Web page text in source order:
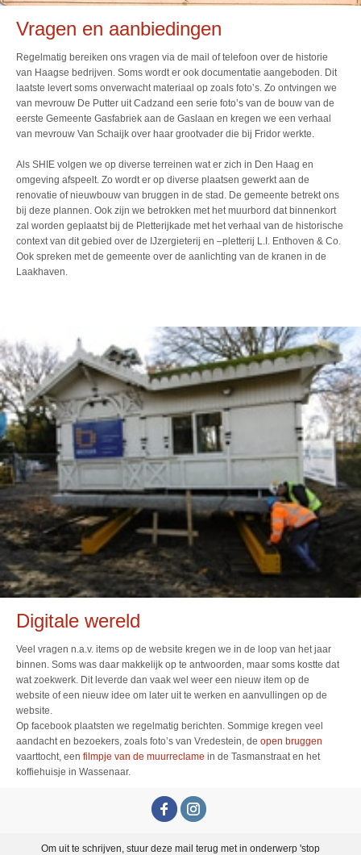
Vragen en aanbiedingen
Regelmatig bereiken ons vragen via de mail of telefoon over de historie
van Haagse bedrijven. Soms wordt er ook documentatie aangeboden. Dit
laatste levert soms onverwacht materiaal op zoals foto’s. Zo ontvingen we
van mevrouw De Putter uit Cadzand een serie foto’s van de bouw van de
eerste Gemeente Gasfabriek aan de Gaslaan en kregen we een verhaal
van mevrouw Van Schaijk over haar grootvader die bij Fridor werkte.
Als SHIE volgen we op diverse terreinen wat er zich in Den Haag en
omgeving afspeelt. Zo wordt er op diverse plaatsen gewerkt aan de
renovatie of nieuwbouw van bruggen in de stad. De gemeente betrekt ons
bij deze plannen. Ook zijn we betrokken met het muurbord dat binnenkort
zal worden geplaatst bij de Pletterijkade met het verhaal van de historische
context van dit gebied over de IJzergieterij en –pletterij L.I. Enthoven & Co.
Ook spreken met de gemeente over de aanlichting van de kranen in de
Laakhaven.
Digitale wereld
Veel vragen n.a.v. items op de website kregen we in de loop van het jaar
binnen. Soms was daar makkelijk op te antwoorden, maar soms kostte dat
wat zoekwerk. Dit leverde dan vaak wel weer een nieuw item op de
website of een nieuw idee om later uit te werken en aanvullingen op de
website.
Op facebook plaatsten we regelmatig berichten. Sommige kregen veel
aandacht en bezoekers, zoals foto’s van Vredestein, de open bruggen
vaarttocht, een filmpje van de muurreclame in de Tasmanstraat en het
koffiehuisje in Wassenaar.
Om uit te schrijven, stuur deze mail terug met in onderwerp 'stop